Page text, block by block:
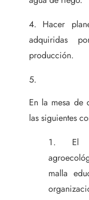
Hacer
adquiridas
producción.
En la mesa de
las siguientes
El
malla